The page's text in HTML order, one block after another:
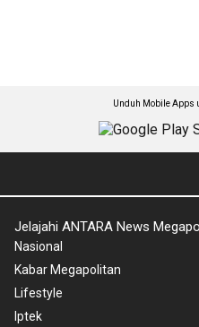
Unduh Mobile Apps
Jelajahi ANTARA News
Nasional
Kabar Megapolitan
Lifestyle
Iptek